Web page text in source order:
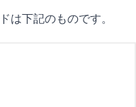
は下記のものです。